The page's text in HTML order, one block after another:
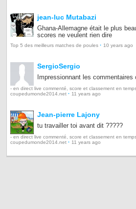
jean-luc Mutabazi
Ghana-Allemagne était le plus
scores ne veulent rien dire
Top 5 des meilleurs matches de poules · 10 years ago
SergioSergio
Impressionnant les commentaires
- en direct live commenté, score et classement en
coupedumonde2014.net · 11 years ago
Jean-pierre Lajony
tu travailler toi avant dit ?????
- en direct live commenté, score et classement en
coupedumonde2014.net · 11 years ago